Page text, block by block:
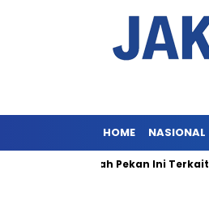
HOME NASIONAL
Khofifah Pekan Ini Terkait Korupsi